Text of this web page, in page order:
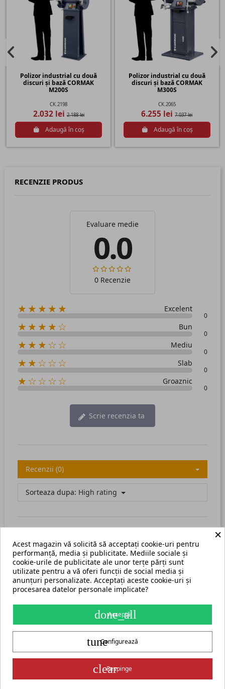
Polizor industrial cu două
discuri și bază CORMAK
M200S
CK.2198
2.032 lei2.188 lei
Adaugă în coș
Polizor industrial cu două
discuri și bază CORMAK
M300S
CK.2065
6.255 lei7.037 lei
Adaugă în coș
RECENZIE PRODUS
Evaluare medie
0.0
0 Recenzie
★★★★★ Excelent
0
★★★★☆ Bun
0
★★★☆☆ Mediu
0
★★☆☆☆ Slab
0
★☆☆☆☆ Groaznic
0
Scrie recenzia ta
Recenzii (0)
Sorteaza dupa: High rating
There are no available reviews.Scrie recenzia ta.
Termeni și condiții Harta site
S.C. ECHIPAMENTE ROMANIA s.r.l.
str. Grigore Ghica Voda nr. 3, Iași, cod postal 700503
contact@cormak.ro
+40 775 333 666
Partener oficial exclusiv al producătorului CORMAK Jerzy Zalewski
pentru piața din România.
✆Contact
×
Acest magazin vă solicită să acceptați cookie-uri pentru
performanță, media și publicitate. Mediile sociale și
cookie-urile de publicitate ale unor terțe părți sunt
utilizate pentru a vă oferi funcții de social media și
anunțuri personalizate. Acceptați aceste cookie-uri și
procesarea datelor personale implicate?
done_all
Acceptă
tuneConfigurează
clearRespinge